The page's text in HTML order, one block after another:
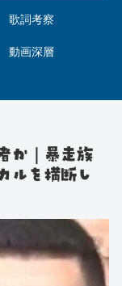
歌詞考察
動画深層
か｜暴走族
ルを横断し